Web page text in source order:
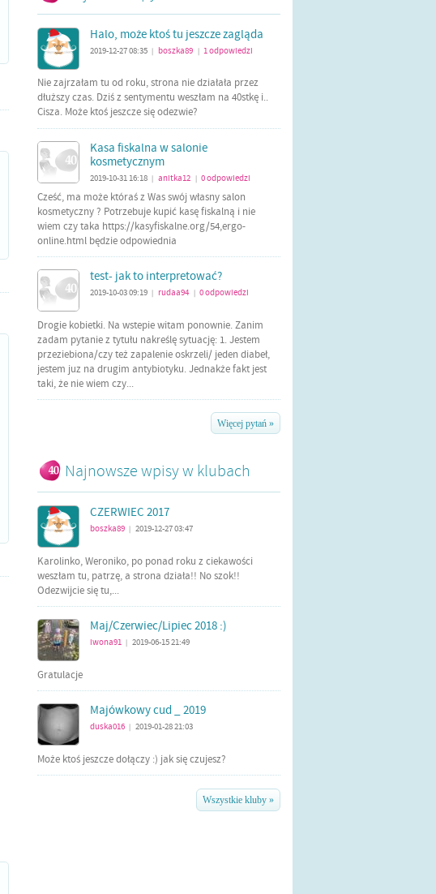
Halo, może ktoś tu jeszcze zagląda
2019-12-27 08:35 boszka89 1odpowiedzi
Nie zajrzałam tu od roku, strona nie działała przez
dłuższy czas. Dziś z sentymentu weszłam na 40stkę i..
Cisza. Może ktoś jeszcze się odezwie?
Kasa fiskalna w salonie
kosmetycznym
2019-10-31 16:18 anitka12 0odpowiedzi
Cześć, ma może któraś z Was swój własny salon
kosmetyczny ? Potrzebuje kupić kasę fiskalną i nie
wiem czy taka https://kasyfiskalne.org/54,ergo-
online.html będzie odpowiednia
test- jak to interpretować?
2019-10-03 09:19 rudaa94 0odpowiedzi
Drogie kobietki. Na wstepie witam ponownie. Zanim
zadam pytanie z tytułu nakreślę sytuację: 1. Jestem
przeziebiona/czy też zapalenie oskrzeli/ jeden diabeł,
jestem juz na drugim antybiotyku. Jednakże fakt jest
taki, że nie wiem czy...
Więcej pytań »
Najnowsze wpisy w klubach
CZERWIEC 2017
boszka89 2019-12-27 03:47
Karolinko, Weroniko, po ponad roku z ciekawości
weszłam tu, patrzę, a strona działa!! No szok!!
Odezwijcie się tu,...
Maj/Czerwiec/Lipiec 2018 :)
iwona91 2019-06-15 21:49
Gratulacje
Majówkowy cud _ 2019
duska016 2019-01-28 21:03
Może ktoś jeszcze dołączy :) jak się czujesz?
Wszystkie kluby »